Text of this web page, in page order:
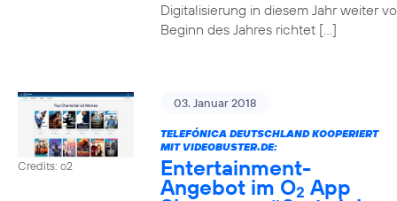
Digitalisierung in diesem Jahr weiter
Beginn des Jahres richtet […]
Credits: o2
03. Januar 2018
TELEFÓNICA DEUTSCHLAND KOOPERIERT
MIT VIDEOBUSTER.DE:
Entertainment-
Angebot im O2 App